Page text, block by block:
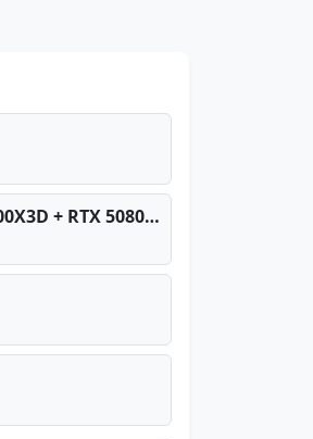
PC TOP en tiempos de Crisis DDR5 + 9800X3D + RTX 5080 [2026][2400€]